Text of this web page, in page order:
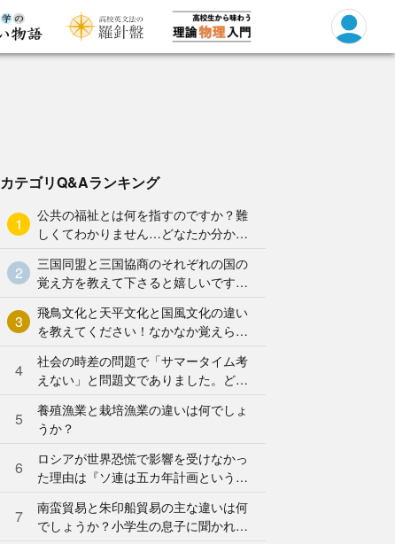
カテゴリQ&Aランキング
1
公共の福祉とは何を指すのですか？難
しくてわかりません…どなたか分かり
2
三国同盟と三国協商のそれぞれの国の
覚え方を教えて下さると嬉しいです。
3
飛鳥文化と天平文化と国風文化の違い
を教えてください！なかなか覚えられ
4
社会の時差の問題で「サマータイム考
えない」と問題文でありました。どの
5
養殖漁業と栽培漁業の違いは何でしょ
うか？
6
ロシアが世界恐慌で影響を受けなかっ
た理由は『ソ連は五カ年計画という計
すが、なぜ五か年計
7
南蛮貿易と朱印船貿易の主な違いは何
でしょうか？小学生の息子に聞かれて